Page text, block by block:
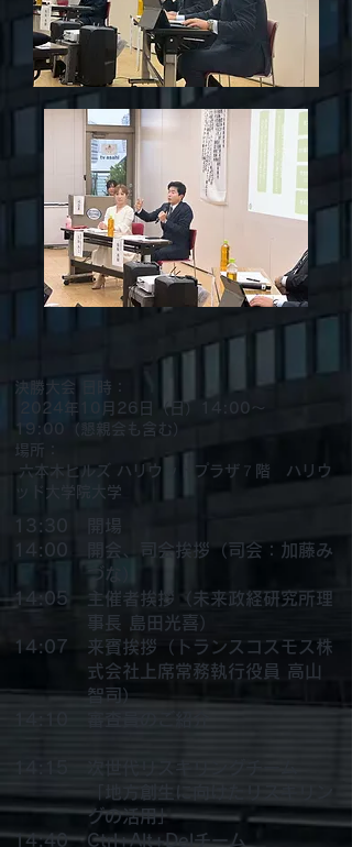
決勝大会 日時：
2024年10月26日（日）14:00～
19:00（懇親会も含む）
場所：
六本木ヒルズ ハリウッドプラザ７階 ハリウ
ッド大学院大学
13:30
14:00
14:05
14:07
14:40
開場
開会、司会挨拶（司会：加藤み
づな）
主催者挨拶（未来政経研究所理
事長 島田光喜）
来賓挨拶（トランスコスモス株
式会社上席常務執行役員 高山
智司）
次世代リスキリングチーム
グの活用」
Ctrl+Alt+Delチーム